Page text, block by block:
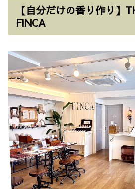
【自分だけの香り作り】
FINCA